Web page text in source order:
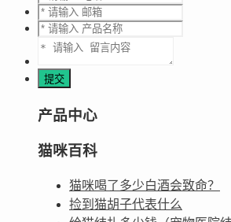
产品中心
猫咪百科
猫咪喝了多少白酒会致命？
捡到猫胡子代表什么